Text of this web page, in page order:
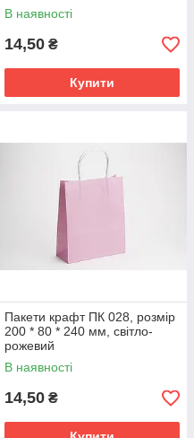
В наявності
14,50 ₴
Купити
Пакети крафт ПК 028, розмір
200 * 80 * 240 мм, світло-
рожевий
В наявності
14,50 ₴